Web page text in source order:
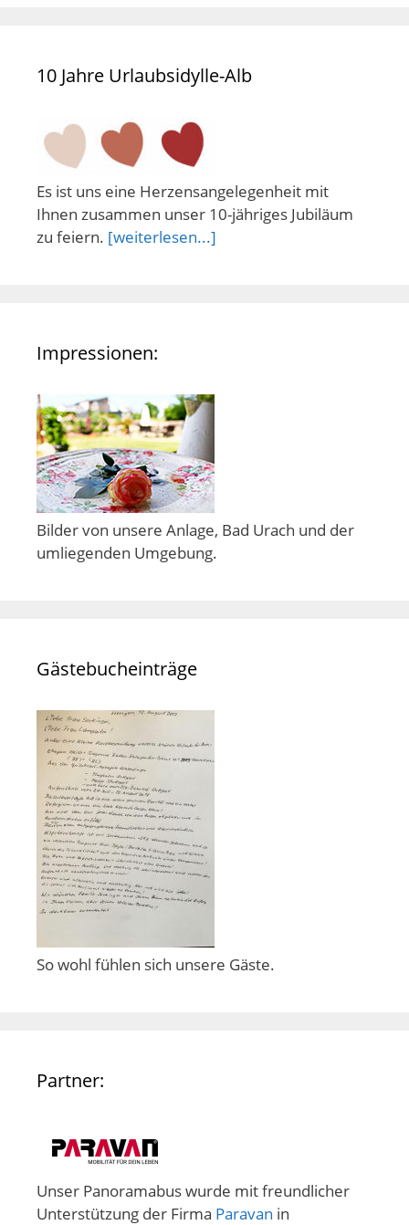
10 Jahre Urlaubsidylle-Alb
Es ist uns eine Herzensangelegenheit mit
Ihnen zusammen unser 10-jähriges Jubiläum
zu feiern. [weiterlesen...]
Impressionen:
Bilder von unsere Anlage, Bad Urach und der
umliegenden Umgebung.
Gästebucheinträge
So wohl fühlen sich unsere Gäste.
Partner:
Unser Panoramabus wurde mit freundlicher
Unterstützung der Firma Paravan in